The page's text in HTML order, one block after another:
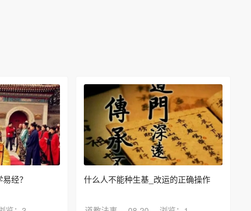
经？ 什么人不能种生基_改运的正确操作